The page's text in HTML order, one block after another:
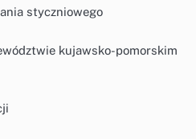
styczniowego
kujawsko-pomorskim